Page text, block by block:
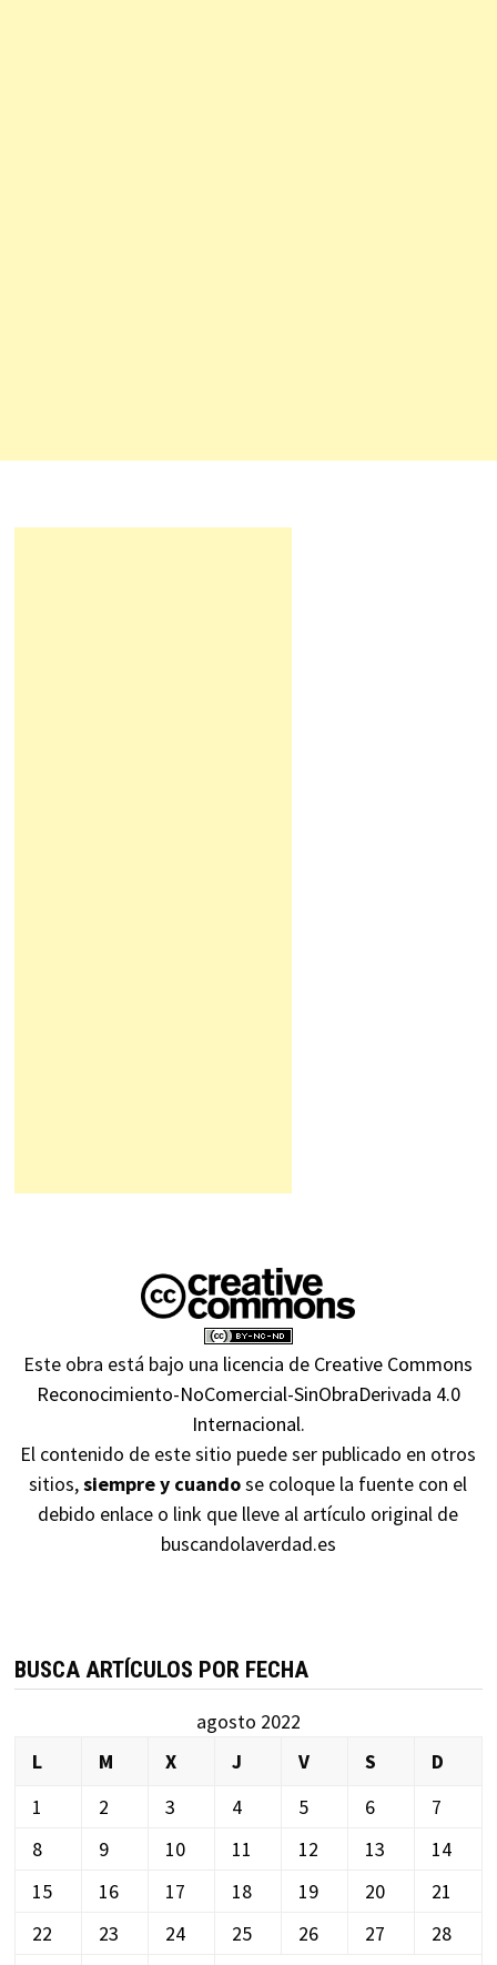
Este obra está bajo una licencia de Creative Commons
Reconocimiento-NoComercial-SinObraDerivada 4.0
Internacional.
El contenido de este sitio puede ser publicado en otros
sitios,siempre y cuandose coloque la fuente con el
debido enlace o link que lleve al artículo original de
buscandolaverdad.es
BUSCA ARTÍCULOS POR FECHA
agosto 2022
L
M X J V S
D
1
2 3 4 5 6
7
8
9 10 11 12 13
14
15
16 17 18 19 20
21
22
23 24 25 26 27
28